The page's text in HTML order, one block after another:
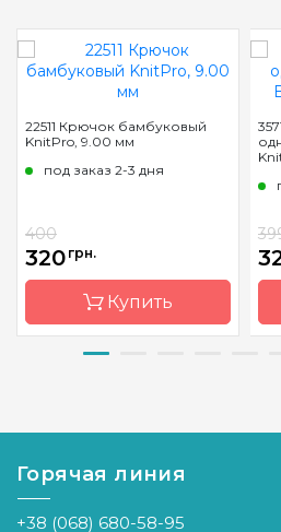
22511 Крючок бамбуковый
KnitPro, 9.00 мм
под заказ 2-3 дня
400
320 грн.
Купить
Страна-
Индия
Материал
бамбук
Тип
односторонний
Горячая линия
+38 (068) 680-58-95